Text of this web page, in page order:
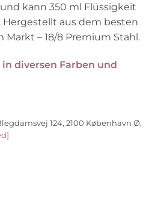
kann 350 ml Flüssigkeit
aus dem besten
– 18/8 Premium Stahl.
diversen Farben und
124, 2100 København Ø,